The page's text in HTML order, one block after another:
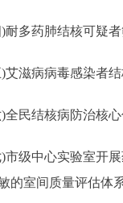
药肺结核可疑者
病病毒感染者结
结核病防治核心
中心实验室开展
的室间质量评估体